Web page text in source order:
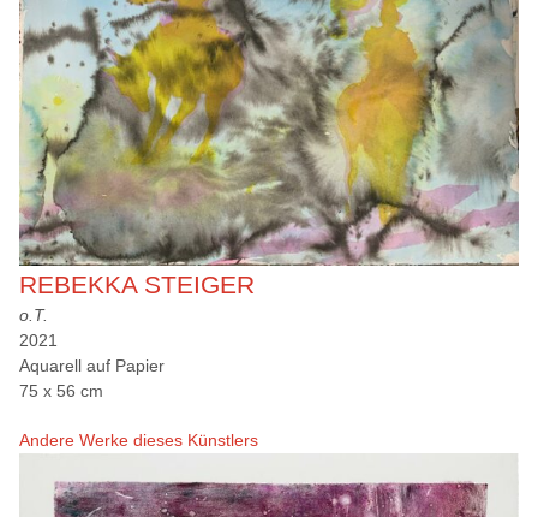
REBEKKA STEIGER
o.T.
2021
Aquarell auf Papier
75 x 56 cm
Andere Werke dieses Künstlers